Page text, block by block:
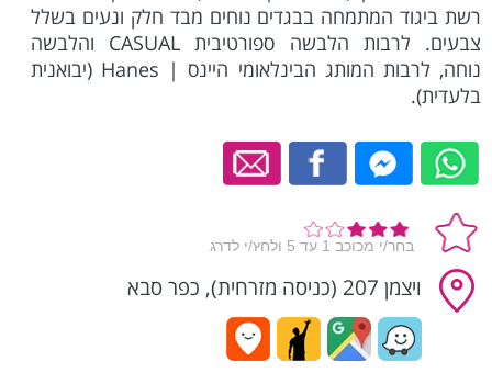
רשת ביגוד המתמחה בבגדים נוחים מבד חלק ונעים בשלל
צבעים. לרבות הלבשה ספורטיבית CASUAL והלבשה
נוחה, לרבות המותג הבינלאומי היינס | Hanes (יבואנית
בלעדית).
ויצמן 207 (כניסה מזרחית), כפר סבא